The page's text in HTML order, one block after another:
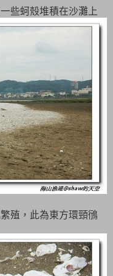
些蚵殼堆積在沙灘上
殖，此為東方環頸鴴